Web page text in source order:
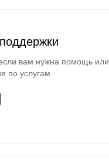
вам нужна помощь или
по услугам.